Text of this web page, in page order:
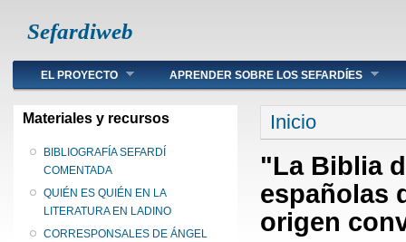
Sefardiweb
Main menu
EL PROYECTO APRENDER SOBRE LOS SEFARDÍES
Materiales y recursos
BIBLIOGRAFÍA SEFARDÍ
COMENTADA
QUIÉN ES QUIÉN EN LA
LITERATURA EN LADINO
CORRESPONSALES DE ÁNGEL
Se encuentra
Inicio
"La Biblia
españolas
origen